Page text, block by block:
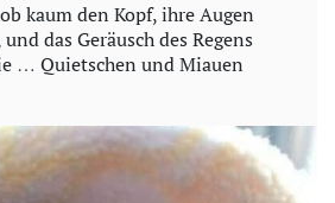
e
o
kaum den Kopf, ihre Augen
das Geräusch des Regens
… Quietschen und Miauen